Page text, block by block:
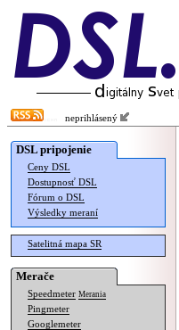
neprihlásený
DSL pripojenie
Ceny DSL
Dostupnosť DSL
Fórum o DSL
Výsledky meraní
Satelitná mapa SR
Merače
Speedmeter Merania
Pingmeter
Googlemeter